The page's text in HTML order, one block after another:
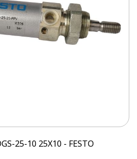
25-10 25X10 - FESTO